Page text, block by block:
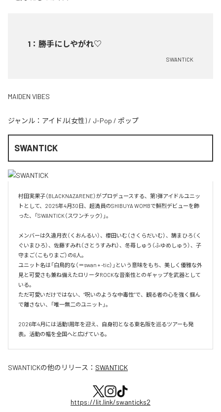
1 ： 勝手にしやがれ♡
SWANTICK
MAIDEN VIBES
ジャンル： アイドル(女性) / J-Pop / ポップ
SWANTICK
村田実果子（BLACKNAZARENE）がプロデュースする、第1弾アイドルユニッ
トとして、2025年4月30日、超満員のSHIBUYA WOMBで鮮烈デビューを飾
った、「SWANTICK（スワンチック）」。
メンバーは久遠月衣（くおんるい）、櫻田いむ（さくらだいむ）、鵠まひろ（く
ぐいまひろ）、佐藤すみれ（さとうすみれ）、冬苺しゅう（ふゆめしゅう）、子
守まご（こもりまご）の6人。
ユニット名は「白鳥的な（＝swan + -tic）」という意味をもち、美しく優雅な外
見と可愛さも兼ね備えたロリータROCKな音楽性とのギャップを武器として
いる。
ただ可愛いだけではない、“呪いのような中毒性”で、観る者の心を強く掴ん
で離さない、「唯一無二のユニット」。
2026年4月には活動1周年を迎え、自身初となる東名阪を巡るツアーも発
表。活動の幅を全国へと広げている。
SWANTICKの他のリリース： SWANTICK
https://lit.link/swanticks2